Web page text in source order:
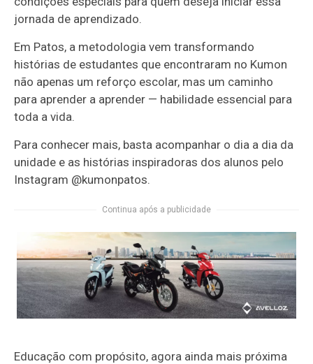
jornada de aprendizado.
Em Patos, a metodologia vem transformando
histórias de estudantes que encontraram no Kumon
não apenas um reforço escolar, mas um caminho
para aprender a aprender — habilidade essencial para
toda a vida.
Para conhecer mais, basta acompanhar o dia a dia da
unidade e as histórias inspiradoras dos alunos pelo
Instagram @kumonpatos.
Continua após a publicidade
Educação com propósito, agora ainda mais próxima